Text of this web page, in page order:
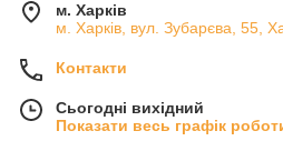
м. Харків
м. Харків, вул. Зубарєва, 55,
Контакти
Сьогодні вихідний
Показати весь графік